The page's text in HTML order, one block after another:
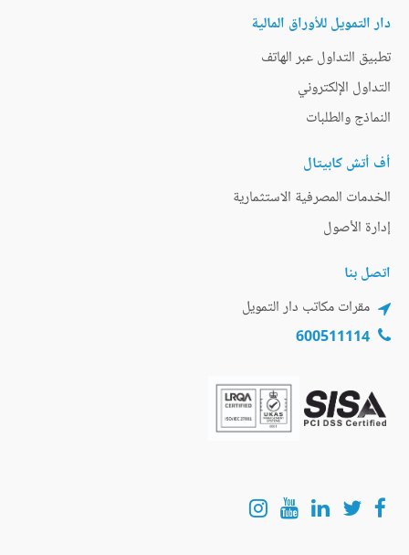
دار التمويل للأوراق المالية
تطبيق التداول عبر الهاتف
التداول الإلكتروني
النماذج والطلبات
أف أتش كابيتال
الخدمات المصرفية الاستثمارية
إدارة الأصول
اتصل بنا
مقرات مكاتب دار التمويل
600511114